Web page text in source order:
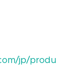
jp/produ